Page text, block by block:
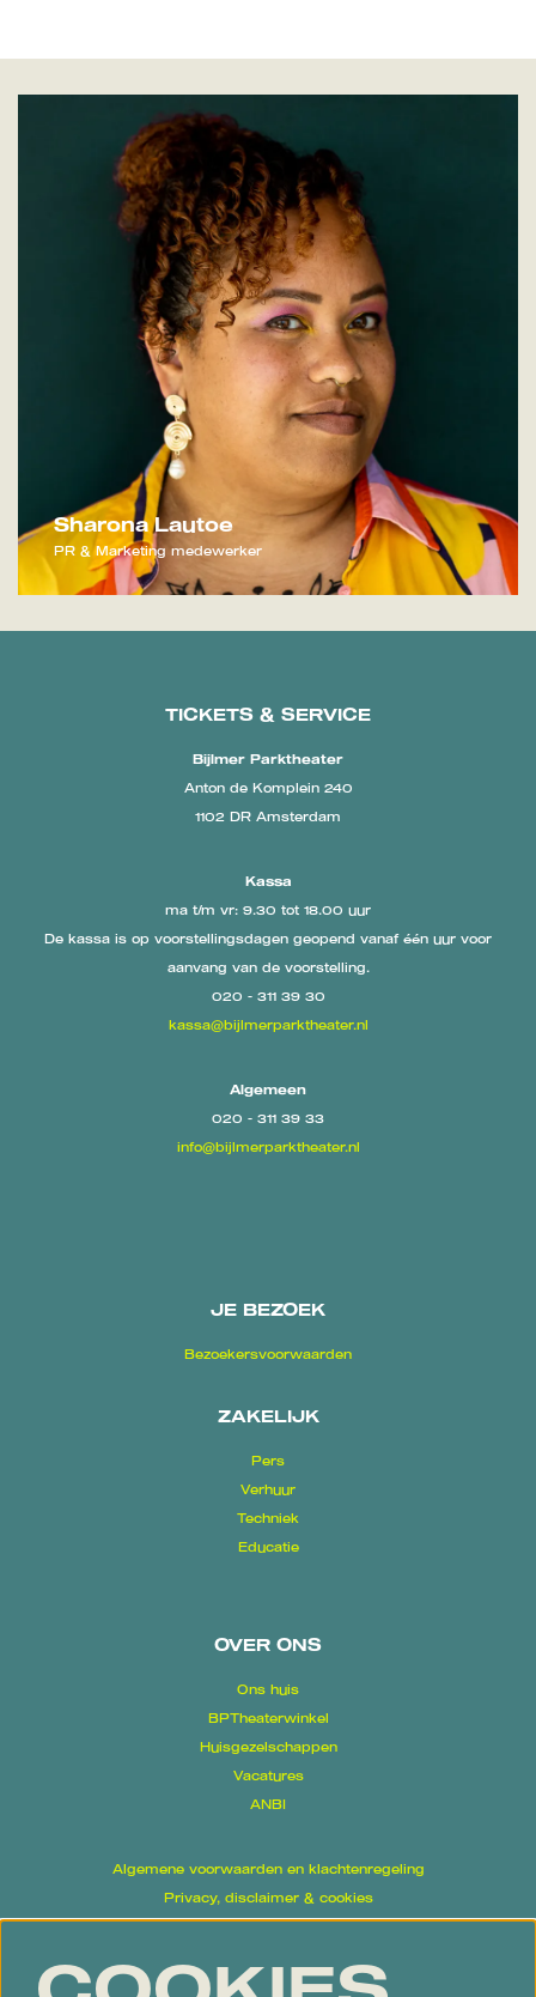
Sharona Lautoe
PR & Marketing medewerker
TICKETS & SERVICE
Bijlmer Parktheater
Anton de Komplein 240
1102 DR Amsterdam
Kassa
ma t/m vr: 9.30 tot 18.00 uur
De kassa is op voorstellingsdagen geopend vanaf één uur voor
aanvang van de voorstelling.
020 - 311 39 30
kassa@bijlmerparktheater.nl
Algemeen
020 - 311 39 33
info@bijlmerparktheater.nl
JE BEZOEK
Bezoekersvoorwaarden
ZAKELIJK
Pers
Verhuur
Techniek
Educatie
OVER ONS
Ons huis
BPTheaterwinkel
Huisgezelschappen
Vacatures
ANBI
Algemene voorwaarden en klachtenregeling
Privacy, disclaimer & cookies